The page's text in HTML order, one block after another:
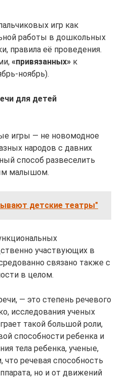
игр как
работы в дошкольных
правила её проведения.
«привязанных» к
ноябрь).
для детей
игры — не новомодное
народов с давних
способ развеселить
малышом.
детские театры"
участвующих в
связано также с
в целом.
— это степень речевого
исследования ученых
такой большой роли,
способности ребенка и
тела ребенка, ученые,
речевая способность
но и от движений